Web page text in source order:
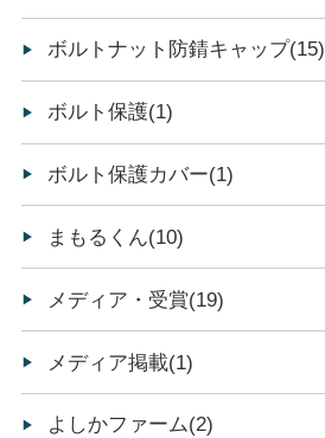
ボルトナット防錆キャップ(15)
ボルト保護(1)
ボルト保護カバー(1)
まもるくん(10)
メディア・受賞(19)
メディア掲載(1)
よしかファーム(2)